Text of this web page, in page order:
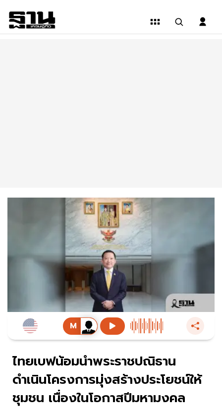
ไทยเบฟน้อมนำพระราชปณิธาน
ดำเนินโครงการมุ่งสร้างประโยชน์ให้
ชุมชน เนื่องในโอกาสปีมหามงคล